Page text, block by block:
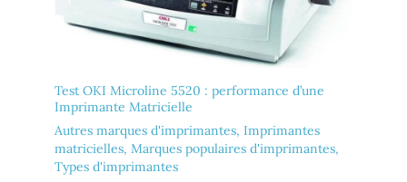
Test OKI Microline 5520 : performance d’une
Imprimante Matricielle
Autres marques d'imprimantes, Imprimantes
matricielles, Marques populaires d'imprimantes,
Types d'imprimantes